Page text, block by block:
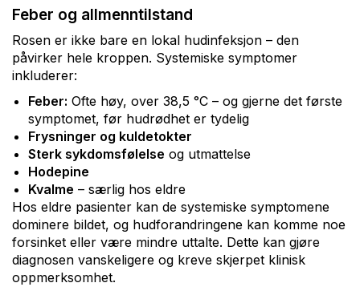
Feber og allmenntilstand
Rosen er ikke bare en lokal hudinfeksjon – den
påvirker hele kroppen. Systemiske symptomer
inkluderer:
Feber: Ofte høy, over 38,5 °C – og gjerne det første
symptomet, før hudrødhet er tydelig
Frysninger og kuldetokter
Sterk sykdomsfølelse og utmattelse
Hodepine
Kvalme – særlig hos eldre
Hos eldre pasienter kan de systemiske symptomene
dominere bildet, og hudforandringene kan komme noe
forsinket eller være mindre uttalte. Dette kan gjøre
diagnosen vanskeligere og kreve skjerpet klinisk
oppmerksomhet.